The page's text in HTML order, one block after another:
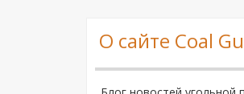
О сайте Coal